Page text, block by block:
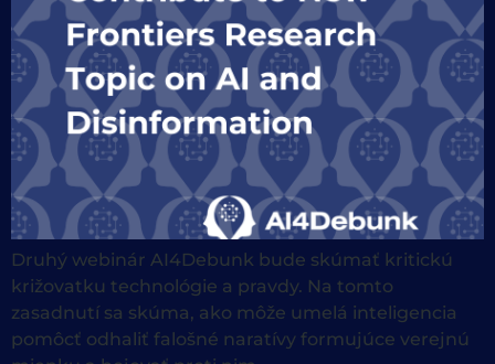
Druhý webinár AI4Debunk bude skúmať kritickú
križovatku technológie a pravdy. Na tomto
zasadnutí sa skúma, ako môže umelá inteligencia
pomôcť odhaliť falošné naratívy formujúce verejnú